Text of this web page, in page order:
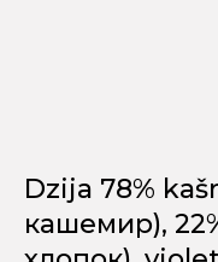
Dzija 78%
кашемир),